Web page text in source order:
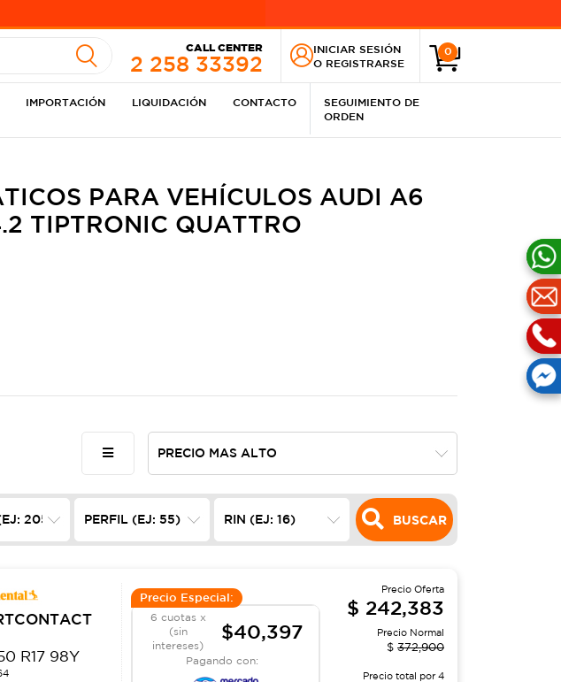
CALL CENTER
2 258 33392
INICIAR SESIÓN
O REGISTRARSE
0
IMPORTACIÓN LIQUIDACIÓN CONTACTO
SEGUIMIENTO DE
ORDEN
PARA VEHÍCULOS AUDI A6
TIPTRONIC QUATTRO
BUSCAR
R17 98Y
Precio Especial:
6 cuotas x
(sin
intereses)
$40,397
Pagando con:
Precio Oferta
$ 242,383
Precio Normal
$ 372,900
Precio total por4